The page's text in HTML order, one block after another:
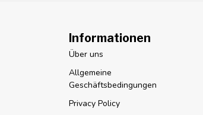
Informationen
Über uns
Allgemeine
Geschäftsbedingungen
Privacy Policy